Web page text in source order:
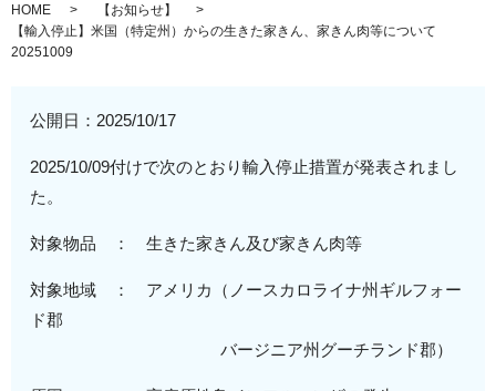
HOME
【お知らせ】
【輸入停止】米国（特定州）からの生きた家きん、家きん肉等について
20251009
公開日： 2025/10/17
2025/10/09付けで次のとおり輸入停止措置が発表されまし
た。
対象物品 ： 生きた家きん及び家きん肉等
対象地域 ： アメリカ（ ノースカロライナ州ギルフォー
ド郡
バージニア州グーチランド郡）